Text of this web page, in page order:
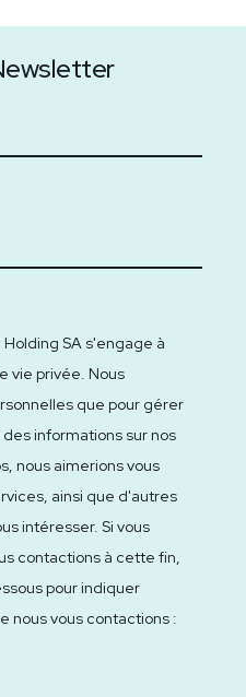
SA s'engage à
vie privée. Nous
que pour gérer
informations sur nos
nous aimerions vous
ainsi que d'autres
intéresser. Si vous
contactions à cette fin,
pour indiquer
nous vous contactions :